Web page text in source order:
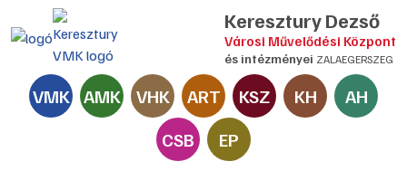
Keresztury Dezső
Városi Művelődési Központ
és intézményei ZALAEGERSZEG
VMK AMK VHK ART KSZ KH
AH
CSB
EP